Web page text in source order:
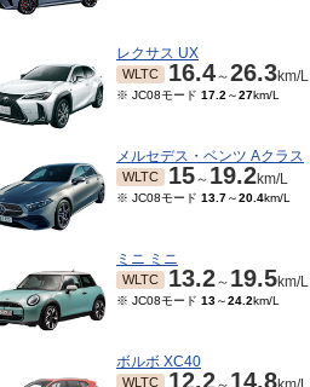
レクサス UX
WLTC 16.4～26.3km/L
※ JC08モード 17.2 ～27km/L
メルセデス・ベンツ Aクラス
WLTC 15～ 19.2km/L
※ JC08モード 13.7～20.4km/L
ミニ ミニ
WLTC 13.2～ 19.5km/L
※ JC08モード 13～24.2km/L
ボルボ XC40
WLTC 12.2 14.8